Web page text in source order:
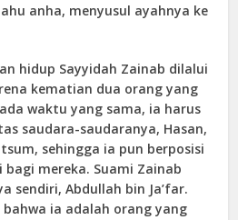
anha, menyusul ayahnya ke
hidup Sayyidah Zainab dilalui
kematian dua orang yang
waktu yang sama, ia harus
saudara-saudaranya, Hasan,
sehingga ia pun berposisi
mereka. Suami Zainab
sendiri, Abdullah bin Ja’far.
ia adalah orang yang